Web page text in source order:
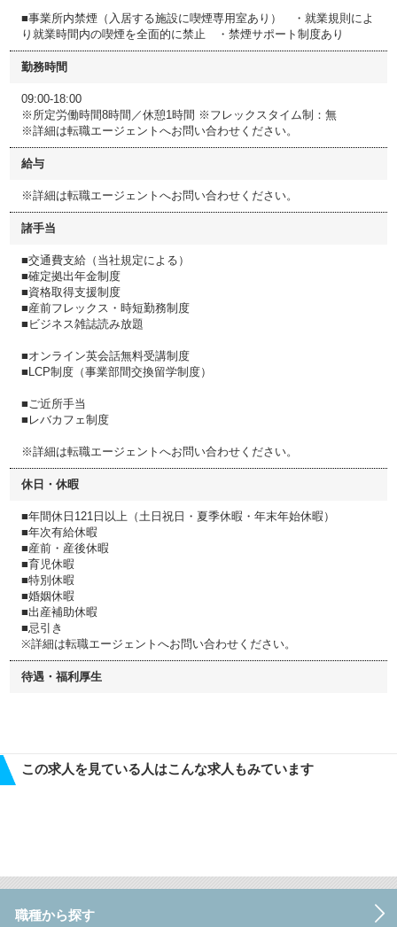
■事業所内禁煙（入居する施設に喫煙専用室あり） ・就業規則によ
り就業時間内の喫煙を全面的に禁止 ・禁煙サポート制度あり
勤務時間
09:00-18:00
※所定労働時間8時間／休憩1時間 ※フレックスタイム制：無
※詳細は転職エージェントへお問い合わせください。
給与
※詳細は転職エージェントへお問い合わせください。
諸手当
■交通費支給（当社規定による）
■確定拠出年金制度
■資格取得支援制度
■産前フレックス・時短勤務制度
■ビジネス雑誌読み放題
■オンライン英会話無料受講制度
■LCP制度（事業部間交換留学制度）
■ご近所手当
■レバカフェ制度
※詳細は転職エージェントへお問い合わせください。
休日・休暇
■年間休日121日以上（土日祝日・夏季休暇・年末年始休暇）
■年次有給休暇
■産前・産後休暇
■育児休暇
■特別休暇
■婚姻休暇
■出産補助休暇
■忌引き
※詳細は転職エージェントへお問い合わせください。
待遇・福利厚生
この求人を見ている人はこんな求人もみています
職種から探す